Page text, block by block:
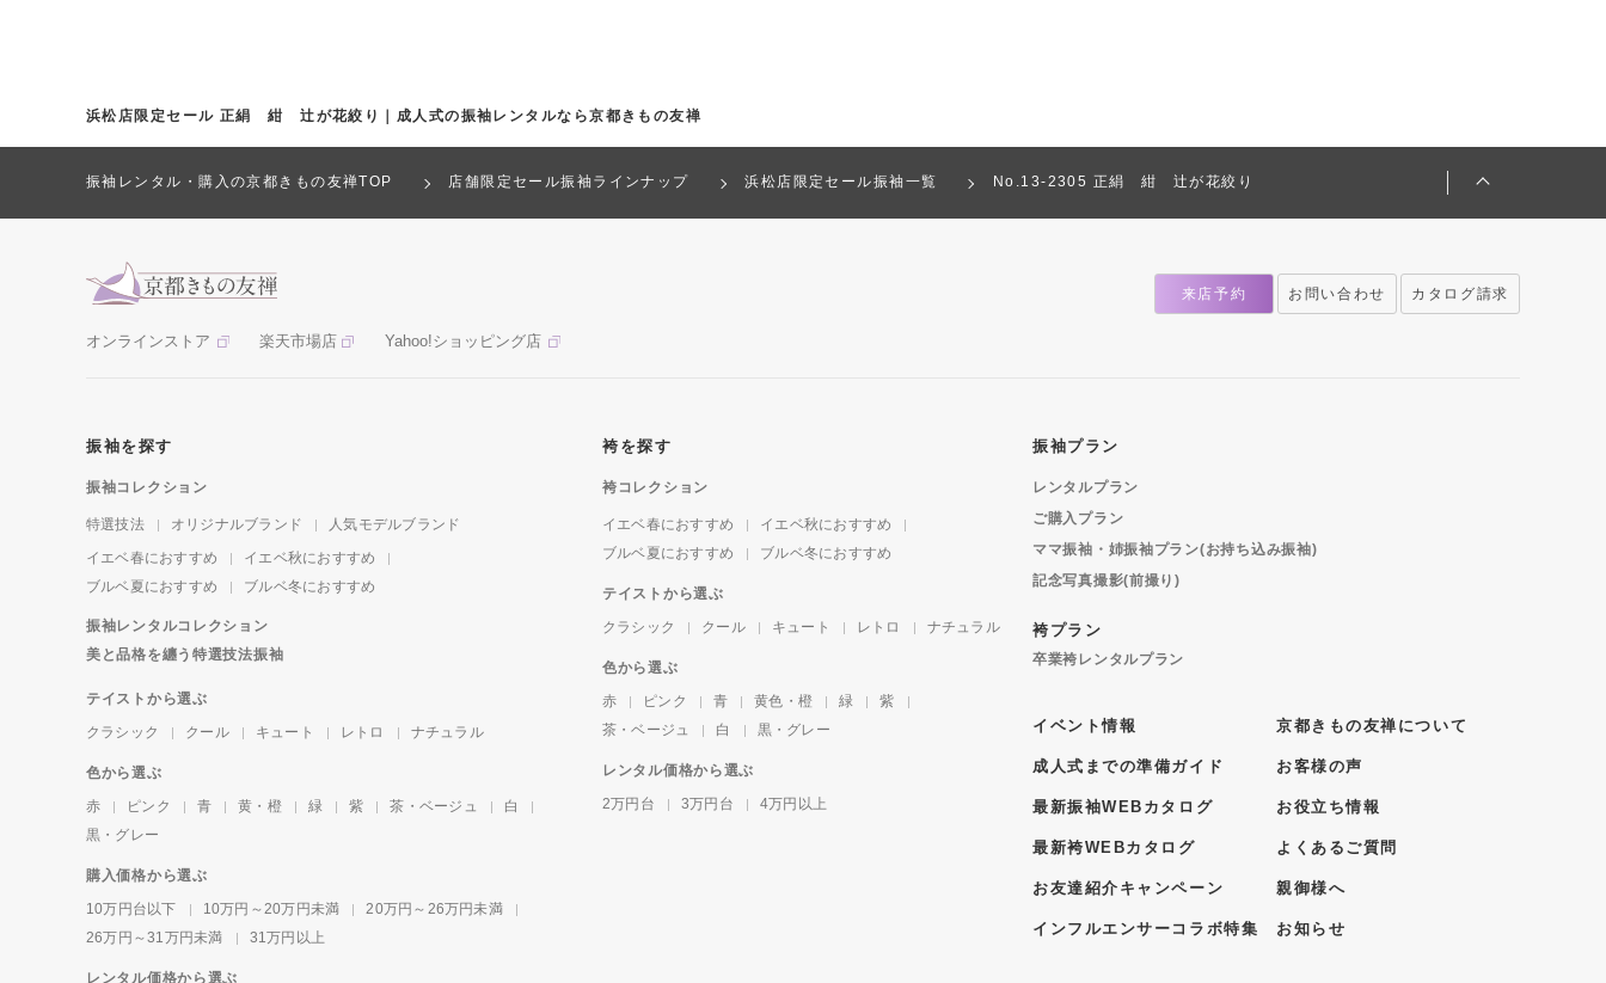
浜松店限定セール 正絹 紺 辻が花絞り｜成人式の振袖レンタルなら京都きもの友禅
振袖レンタル・購入の京都きもの友禅TOP 店舗限定セール振袖ラインナップ 浜松店限定セール振袖一覧 No.13-2305 正絹 紺 辻が花絞り
オンラインストア 楽天市場店 Yahoo!ショッピング店
来店予約 お問い合わせ カタログ請求
振袖を探す
振袖コレクション
特選技法 オリジナルブランド
人気モデルブランド
イエベ春におすすめ
イエベ秋におすすめ
ブルベ夏におすすめ
ブルベ冬におすすめ
振袖レンタルコレクション
美と品格を纏う特選技法振袖
テイストから選ぶ
クラシック
クール キュート レトロ ナチュラル
色から選ぶ
赤
ピンク 青 黄・橙 緑 紫 茶・ベージュ
白
黒・グレー
購入価格から選ぶ
10万円台以下
10万円～20万円未満
20万円～26万円未満
26万円～31万円未満
31万円以上
レンタル価格から選ぶ
袴を探す
袴コレクション
イエベ春におすすめ
イエベ秋におすすめ
ブルベ夏におすすめ
ブルベ冬におすすめ
テイストから選ぶ
クラシック
クール キュート レトロ ナチュラル
色から選ぶ
赤
ピンク 青 黄色・橙 緑
紫
茶・ベージュ
白 黒・グレー
レンタル価格から選ぶ
2万円台
3万円台 4万円以上
振袖プラン
レンタルプラン
ご購入プラン
ママ振袖・姉振袖プラン(お持ち込み振袖)
記念写真撮影(前撮り)
袴プラン
卒業袴レンタルプラン
イベント情報
成人式までの準備ガイド
最新振袖WEBカタログ
最新袴WEBカタログ
お友達紹介キャンペーン
インフルエンサーコラボ特集
京都きもの友禅について
お客様の声
お役立ち情報
よくあるご質問
親御様へ
お知らせ